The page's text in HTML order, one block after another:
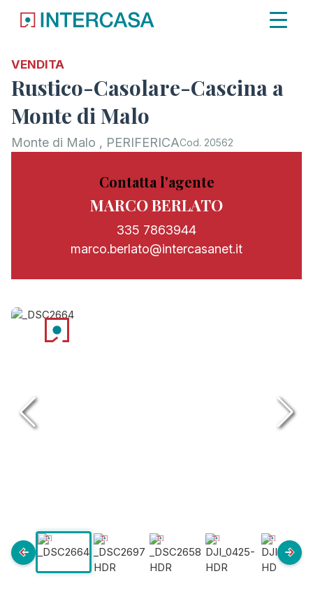
VENDITA
Rustico-Casolare-Cascina a
Monte di Malo
Monte di Malo , PERIFERICACod. 20562
Contatta l'agente
MARCO BERLATO
335 7863944
marco.berlato@intercasanet.it